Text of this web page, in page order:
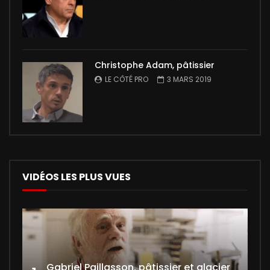
Christophe Adam, pâtissier
LE CÔTÉ PRO 3 MARS 2019
VIDÉOS LES PLUS VUES
Gabriel Paillasson, pâtissier et glacier